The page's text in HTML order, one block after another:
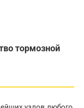
тормозной